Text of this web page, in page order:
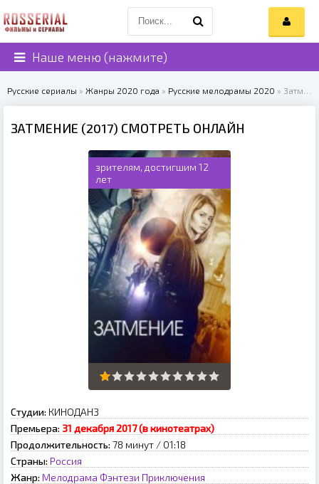
Наше меню (нажмите)
Русские сериалы » Жанры 2020 года » Русские мелодрамы 2020 » Затмение (2017)
ЗАТМЕНИЕ (2017) СМОТРЕТЬ ОНЛАЙН
зрителям, достигшим 12
лет
Студии: КИНОДАНЗ
Премьера: 31 декабря 2017 (в кинотеатрах)
Продолжительность: 78 минут / 01:18
Страны: Россия
Жанр: Мелодрама Фэнтези Приключения